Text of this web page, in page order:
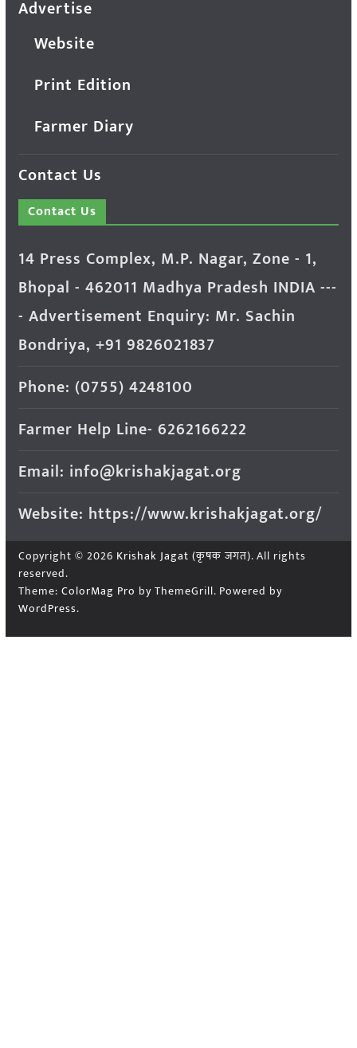
Advertise
Website
Print Edition
Farmer Diary
Contact Us
Contact Us
14 Press Complex, M.P. Nagar, Zone - 1,
Bhopal - 462011 Madhya Pradesh INDIA ---
- Advertisement Enquiry: Mr. Sachin
Bondriya, +91 9826021837
Phone: (0755) 4248100
Farmer Help Line- 6262166222
Email: info@krishakjagat.org
Website: https://www.krishakjagat.org/
Copyright © 2026 Krishak Jagat (कृषक जगत). All rights
reserved.
Theme: ColorMag Pro by ThemeGrill. Powered by
WordPress.